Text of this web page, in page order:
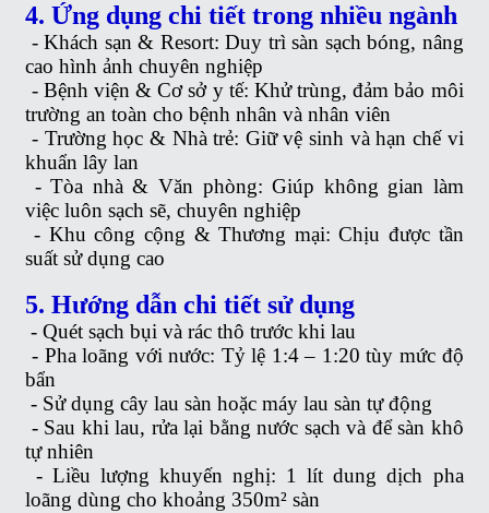
4. Ứng dụng chi tiết trong nhiều ngành
-Khách sạn & Resort: Duy trì sàn sạch bóng, nâng
cao hình ảnh chuyên nghiệp
- Bệnh viện & Cơ sở y tế: Khử trùng, đảm bảo môi
trường an toàn cho bệnh nhân và nhân viên
- Trường học & Nhà trẻ: Giữ vệ sinh và hạn chế vi
khuẩn lây lan
-Tòa nhà & Văn phòng: Giúp không gian làm
việc luôn sạch sẽ, chuyên nghiệp
- Khu công cộng & Thương mại: Chịu được tần
suất sử dụng cao
5. Hướng dẫn chi tiết sử dụng
-Quét sạch bụi và rác thô trước khi lau
- Pha loãng với nước: Tỷ lệ 1:4 – 1:20 tùy mức độ
bẩn
- Sử dụng cây lau sàn hoặc máy lau sàn tự động
- Sau khi lau, rửa lại bằng nước sạch và để sàn khô
tự nhiên
- Liều lượng khuyến nghị: 1 lít dung dịch pha
loãng dùng cho khoảng 350m² sàn